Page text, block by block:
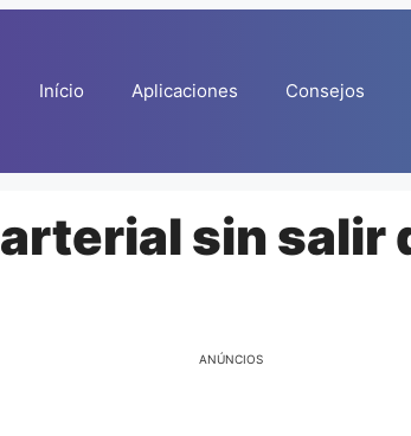
Início Aplicaciones Consejos
sin salir
ANÚNCIOS